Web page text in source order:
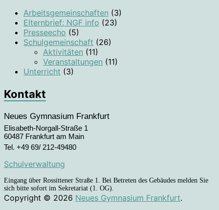
Arbeitsgemeinschaften (3)
Elternbrief: NGF info (23)
Presseecho (5)
Schulgemeinschaft (26)
Aktivitäten (11)
Veranstaltungen (11)
Unterricht (3)
Kontakt
Neues Gymnasium Frankfurt
Elisabeth-Norgall-Straße 1
60487 Frankfurt am Main
Tel. +49 69/ 212-49480
Schulverwaltung
Eingang über Rossittener Straße 1. Bei Betreten des Gebäudes melden Sie
sich bitte sofort im Sekretariat (1. OG).
Copyright © 2026 Neues Gymnasium Frankfurt.